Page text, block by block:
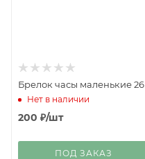
Брелок часы маленькие 26
Нет в наличии
200 ₽/шт
ПОД ЗАКАЗ